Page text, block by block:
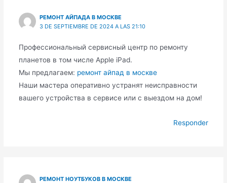
РЕМОНТ АЙПАДА В МОСКВЕ
3 DE SEPTIEMBRE DE 2024 A LAS 21:10
Профессиональный сервисный центр по ремонту
планетов в том числе Apple iPad.
Мы предлагаем: ремонт айпад в москве
Наши мастера оперативно устранят неисправности
вашего устройства в сервисе или с выездом на дом!
Responder
РЕМОНТ НОУТБУКОВ В МОСКВЕ